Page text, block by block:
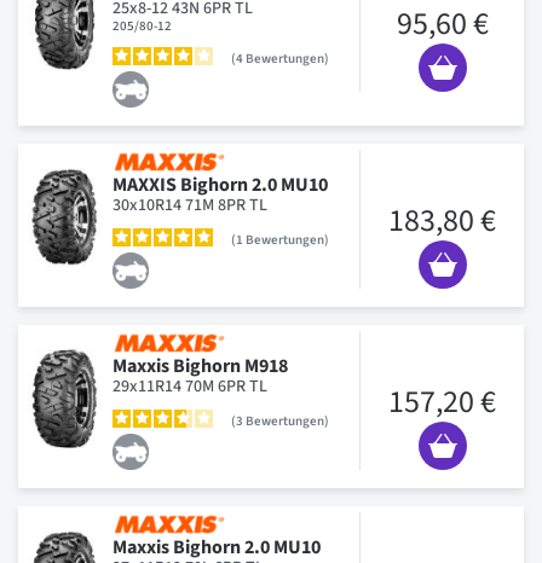
25x8-12 43N 6PR TL
205/80-12
4 Bewertungen
95,60 €
MAXXIS Bighorn 2.0 MU10
30x10R14 71M 8PR TL
1 Bewertungen 183,80 €
Maxxis Bighorn M918
29x11R14 70M 6PR TL
3 Bewertungen 157,20 €
Maxxis Bighorn 2.0 MU10